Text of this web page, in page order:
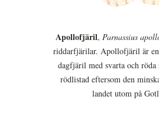
Apollofjäril, Parnassius
riddarfjärilar. Apollofjäril är
dagfjäril med svarta och röda
rödlistad eftersom den
landet utom på